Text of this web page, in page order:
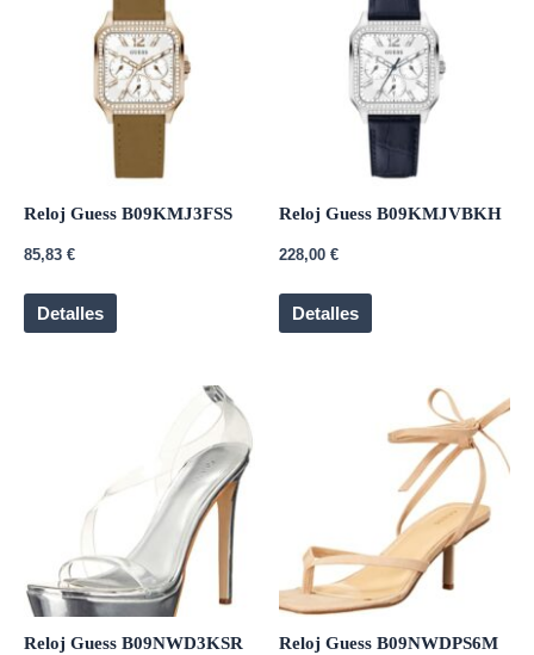
Reloj Guess B09KMJ3FSS
85,83 €
Detalles
Reloj Guess B09KMJVBKH
228,00 €
Detalles
Reloj Guess B09NWD3KSR Reloj Guess B09NWDPS6M